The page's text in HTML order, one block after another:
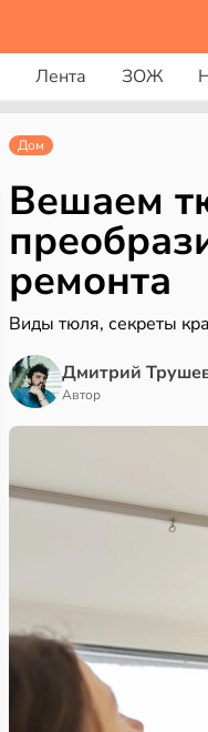
Лента ЗОЖ
Дом
Вешаем
ремонта
Виды тюля, секреты
Дмитрий
Автор